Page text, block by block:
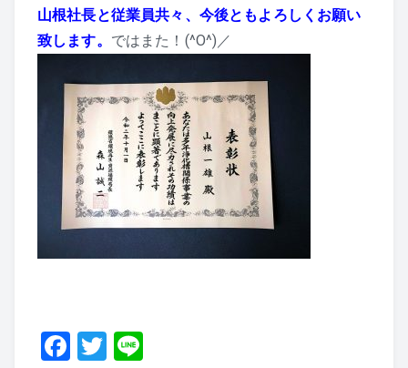
山根社長と従業員共々、今後ともよろしくお願い
致します。 ではまた！(^O^)／
F
T